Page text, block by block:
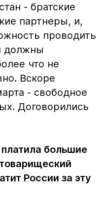
- братские
партнеры, и,
проводить
должны
что не
Вскоре
- свободное
Договорились
большие
России за эту